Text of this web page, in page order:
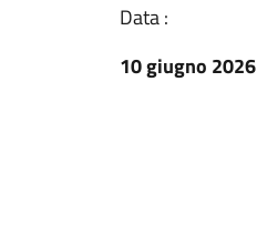
Data :
10 giugno 2026